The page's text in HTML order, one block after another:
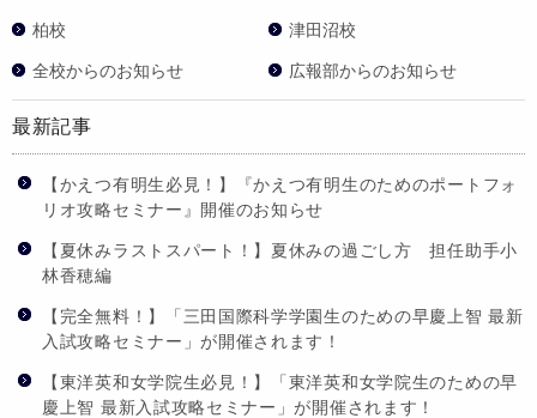
柏校 津田沼校
全校からのお知らせ 広報部からのお知らせ
最新記事
【かえつ有明生必見！】『かえつ有明生のためのポートフォ
リオ攻略セミナー』開催のお知らせ
【夏休みラストスパート！】夏休みの過ごし方 担任助手小
林香穂編
【完全無料！】「三田国際科学学園生のための早慶上智 最新
入試攻略セミナー」が開催されます！
【東洋英和女学院生必見！】「東洋英和女学院生のための早
慶上智 最新入試攻略セミナー」が開催されます！